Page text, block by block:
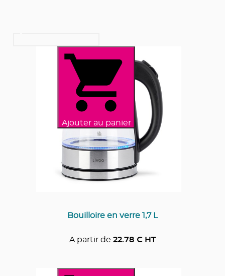
Ajouter au panier
Bouilloire en verre 1,7 L
A partir de 22.78€ HT